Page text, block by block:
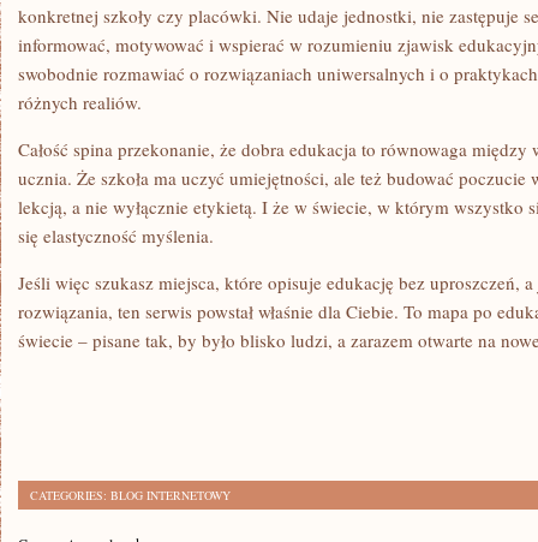
konkretnej szkoły czy placówki. Nie udaje jednostki, nie zastępuje
informować, motywować i wspierać w rozumieniu zjawisk
swobodnie rozmawiać o rozwiązaniach uniwersalnych i o
różnych realiów.
Całość spina przekonanie, że dobra edukacja to równowaga
ucznia. Że szkoła ma uczyć umiejętności, ale też budować poczucie
lekcją, a nie wyłącznie etykietą. I że w świecie, w którym wszystko
się elastyczność myślenia.
Jeśli więc szukasz miejsca, które opisuje edukację bez uproszczeń,
rozwiązania, ten serwis powstał właśnie dla Ciebie. To mapa po
świecie – pisane tak, by było blisko ludzi, a zarazem otwarte na
CATEGORIES: BLOG INTERNETOWY